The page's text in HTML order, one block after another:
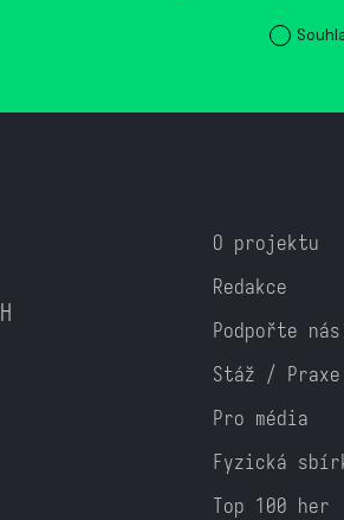
O projektu
Redakce
Podpořte nás
Stáž / Praxe
Pro média
Fyzická
Top 100 her